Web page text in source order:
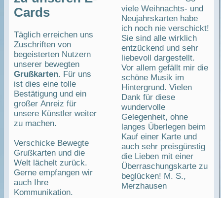
Cards
Täglich erreichen uns
Zuschriften von
begeisterten Nutzern
unserer bewegten
Grußkarten. Für uns
ist dies eine tolle
Bestätigung und ein
großer Anreiz für
unsere Künstler weiter
zu machen.
Verschicke Bewegte
Grußkarten und die
Welt lächelt zurück.
Gerne empfangen wir
auch Ihre
Kommunikation.
viele Weihnachts- und
Neujahrskarten habe
ich noch nie verschickt!
Sie sind alle wirklich
entzückend und sehr
liebevoll dargestellt.
Vor allem gefällt mir die
schöne Musik im
Hintergrund. Vielen
Dank für diese
wundervolle
Gelegenheit, ohne
langes Überlegen beim
Kauf einer Karte und
auch sehr preisgünstig
die Lieben mit einer
Überraschungskarte zu
beglücken! M. S.,
Merzhausen